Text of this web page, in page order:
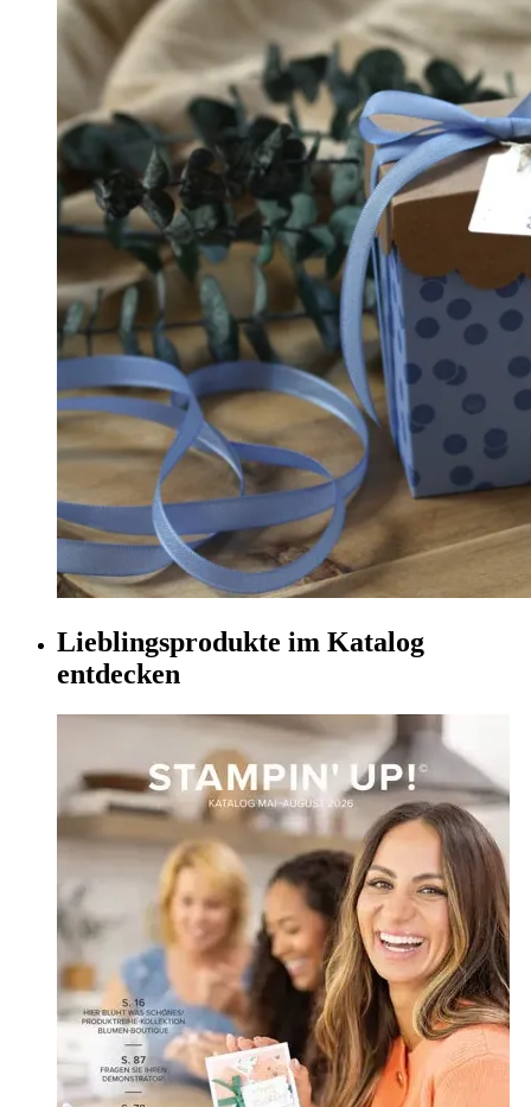
Lieblingsprodukte im Katalog
entdecken